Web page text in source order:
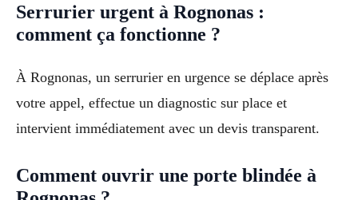
Serrurier urgent à Rognonas :
comment ça fonctionne ?
À Rognonas, un serrurier en urgence se déplace après
votre appel, effectue un diagnostic sur place et
intervient immédiatement avec un devis transparent.
Comment ouvrir une porte blindée à